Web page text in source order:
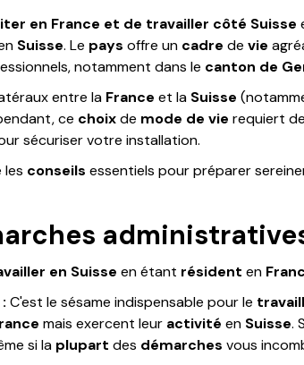
en France et de travailler côté Suisse
Suisse. Le pays offre un cadre de vie
notamment dans le canton de
entre la France et la Suisse
ce choixde mode de vie requiert
sécuriser votre installation.
les conseils essentiels pour préparer
en Suisse en étant résident en
C'est le sésame indispensable pour le
mais exercent leur activité en Suisse.
si la plupart des démarches vous